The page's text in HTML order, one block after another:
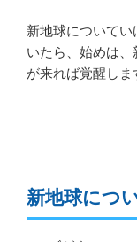
新地球について
いたら、始めは
が来れば覚醒しま
新地球につ